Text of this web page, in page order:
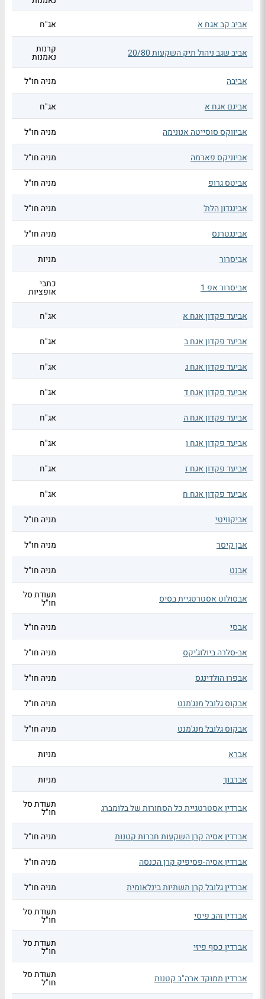
אביב קב אגח א
אג"ח
אביב שגב ניהול תיק השקעות 20/80 קרנות
נאמנות
אביבה
מניה חו"ל
אביגם אגח א אג"ח
אביווקס סוסייטה אנונימה מניה חו"ל
אביוניקס פארמה מניה חו"ל
אביטס גרופ מניה חו"ל
אבינגדון הלת' מניה חו"ל
אבינגטרנס מניה חו"ל
אביסרור מניות
אביסרור אפ 1 כתבי
אופציות
אביעד פקדון אגח א
אג"ח
אביעד פקדון אגח ב אג"ח
אביעד פקדון אגח ג אג"ח
אביעד פקדון אגח ד אג"ח
אביעד פקדון אגח ה אג"ח
אביעד פקדון אגח ו אג"ח
אביעד פקדון אגח ז אג"ח
אביעד פקדון אגח ח אג"ח
אביקוויטי מניה חו"ל
אבן קיסר מניה חו"ל
אבנט מניה חו"ל
אבסולוט אסטרטגיית בסיס תעודת סל
חו"ל
אבסי
מניה חו"ל
אב-סלרה ביולוג'יקס מניה חו"ל
אבפרו הולדינגס מניה חו"ל
אבקוס גלובל מנג'מנט מניה חו"ל
אבקוס גלובל מנג'מנט מניה חו"ל
אברא מניות
אברבוך מניות
אברדין אסטרטגיית כל הסחורות של בלומברג תעודת סל
חו"ל
אברדין אסיה קרן השקעות חברות קטנות
מניה חו"ל
אברדין אסיה-פסיפיק קרן הכנסה מניה חו"ל
אברדין גלובל קרן תשתיות בינלאומית מניה חו"ל
אברדין זהב פיסי תעודת סל
חו"ל
אברדין כסף פיזי תעודת סל
חו"ל
אברדין ממוקד ארה"ב קטנות תעודת סל
חו"ל